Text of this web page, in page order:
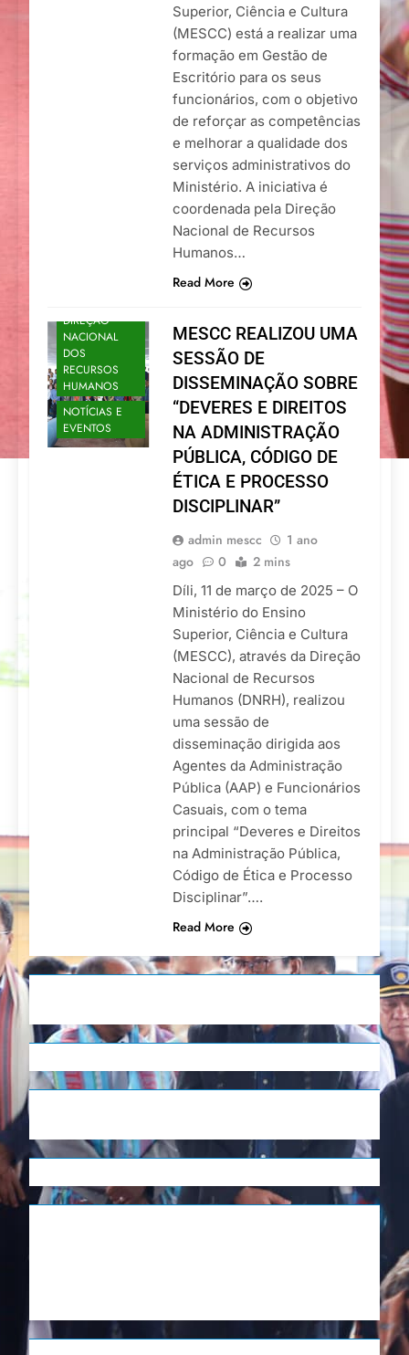
Superior, Ciência e Cultura
(MESCC) está a realizar uma
formação em Gestão de
Escritório para os seus
funcionários, com o objetivo
de reforçar as competências
e melhorar a qualidade dos
serviços administrativos do
Ministério. A iniciativa é
coordenada pela Direção
Nacional de Recursos
Humanos…
Read More
DIREÇÃO
NACIONAL
DOS
RECURSOS
HUMANOS
NOTÍCIAS E
EVENTOS
MESCC REALIZOU UMA
SESSÃO DE
DISSEMINAÇÃO SOBRE
“DEVERES E DIREITOS
NA ADMINISTRAÇÃO
PÚBLICA, CÓDIGO DE
ÉTICA E PROCESSO
DISCIPLINAR”
admin mescc
1 ano
ago
0 2 mins
Díli, 11 de março de 2025 – O
Ministério do Ensino
Superior, Ciência e Cultura
(MESCC), através da Direção
Nacional de Recursos
Humanos (DNRH), realizou
uma sessão de
disseminação dirigida aos
Agentes da Administração
Pública (AAP) e Funcionários
Casuais, com o tema
principal “Deveres e Direitos
na Administração Pública,
Código de Ética e Processo
Disciplinar”….
Read More